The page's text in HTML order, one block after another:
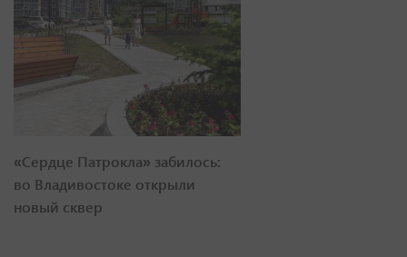
«Сердце Патрокла» забилось:
во Владивостоке открыли
новый сквер